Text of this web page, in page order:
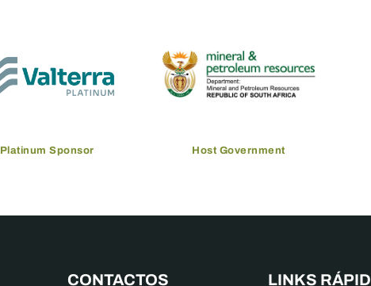
Platinum Sponsor Host Government
CONTACTOS LINKS